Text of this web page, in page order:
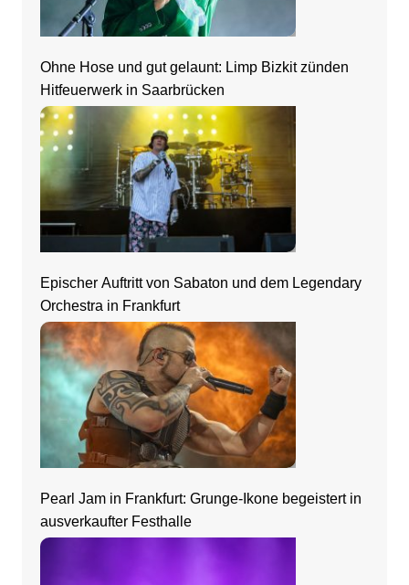
Ohne Hose und gut gelaunt: Limp Bizkit zünden
Hitfeuerwerk in Saarbrücken
Epischer Auftritt von Sabaton und dem Legendary
Orchestra in Frankfurt
Pearl Jam in Frankfurt: Grunge-Ikone begeistert in
ausverkaufter Festhalle